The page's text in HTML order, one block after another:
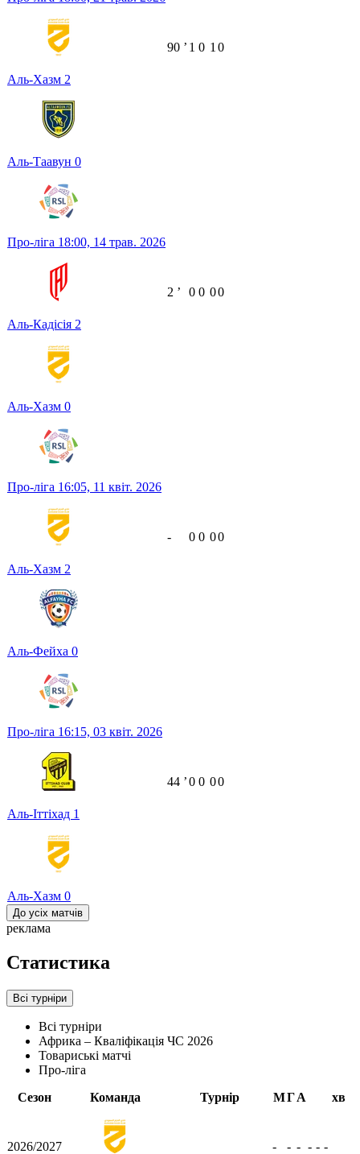
Аль-Хазм 2
Аль-Таавун 0
90 ʼ 1 0 1 0
Про-ліга 18:00, 14 трав. 2026
Аль-Кадісія 2
Аль-Хазм 0
2 ʼ 0 0 00
Про-ліга 16:05, 11 квіт. 2026
Аль-Хазм 2
Аль-Фейха 0
- 0 0 00
Про-ліга 16:15, 03 квіт. 2026
Аль-Іттіхад 1
Аль-Хазм 0
44 ʼ0 0 00
До усіх матчів
реклама
Статистика
Всі турніри
Всі турніри
Африка – Кваліфікація ЧС 2026
Товариські матчі
Про-ліга
Сезон
Команда Турнір МГА хв
2026/2027 - - - - - -